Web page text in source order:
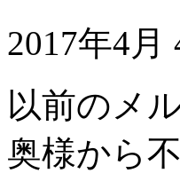
2017年4月
以前のメ
奥様から